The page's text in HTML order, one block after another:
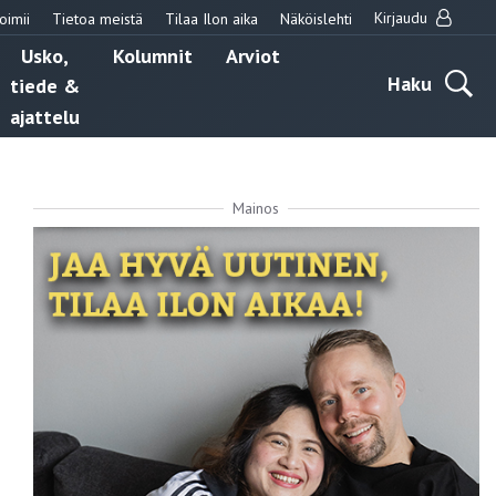
Tietoa meistä Tilaa Ilon aika Näköislehti Kirjaudu
Usko,
tiede &
ajattelu
Kolumnit
Arviot
Haku
Mainos